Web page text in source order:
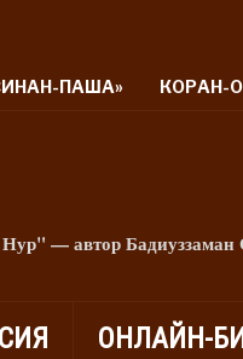
ПАША» КОРАН-
— автор Бадиуззаман
ОНЛАЙН-